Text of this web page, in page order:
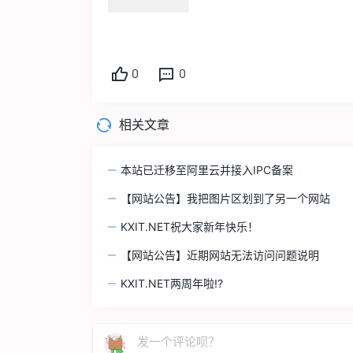
0 0
相关文章
本站已迁移至阿里云并接入IPC备案
【网站公告】我把图片区划到了另一个网站
KXIT.NET祝大家新年快乐！
【网站公告】近期网站无法访问问题说明
KXIT.NET两周年啦!?